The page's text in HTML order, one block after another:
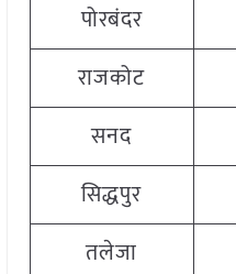
पोरबंदर
राजकोट
सनद
सिद्धपुर
तलेजा